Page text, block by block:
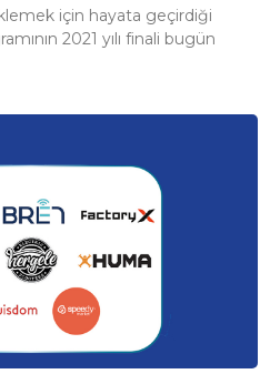
için hayata geçirdiği
2021 yılı finali bugün